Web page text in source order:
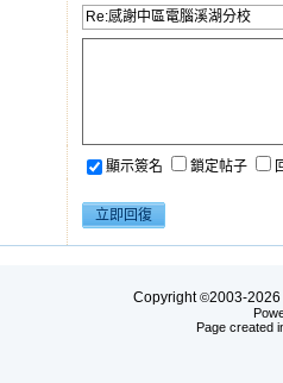
顯示簽名 鎖定帖子
Copyright©2003-2026
Page created